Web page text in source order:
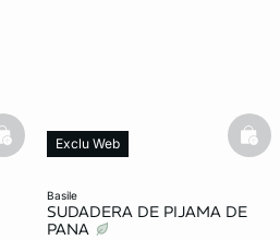
basketfull
basile
SUDADERA DE PIJAMA DE
PANA
Exclu Web